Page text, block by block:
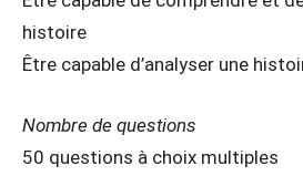
histoire
Être capable d’analyser une
Nombre de questions
50 questions à choix multiples